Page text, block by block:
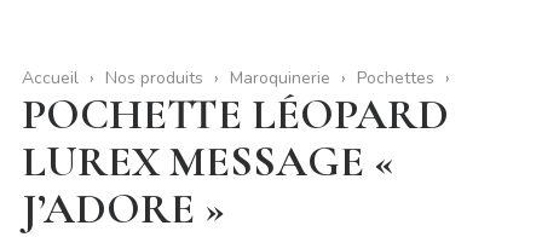
Accueil Nos produits Maroquinerie Pochettes
POCHETTE LÉOPARD
LUREX MESSAGE «
J’ADORE »